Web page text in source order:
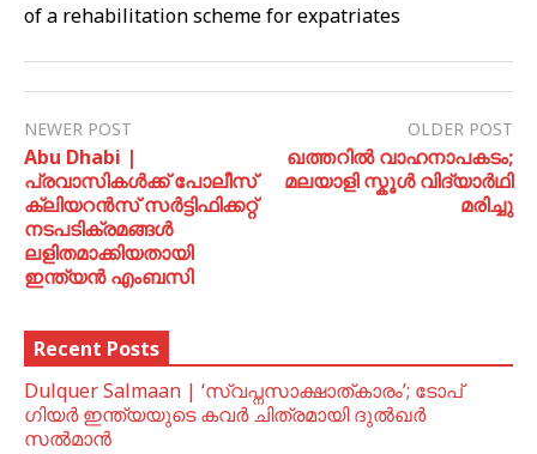
of a rehabilitation scheme for expatriates
NEWER POST
Abu Dhabi |
പ്രവാസികൾക്ക് പോലീസ്
ക്ലിയറൻസ് സർട്ടിഫിക്കറ്റ്
നടപടിക്രമങ്ങൾ
ലളിതമാക്കിയതായി
ഇന്ത്യൻ എംബസി
OLDER POST
ഖത്തറിൽ വാഹനാപകടം;
മലയാളി സ്കൂൾ വിദ്യാർഥി
മരിച്ചു
Recent Posts
Dulquer Salmaan | ‘സ്വപ്നസാക്ഷാത്കാരം’; ടോപ്
ഗിയർ ഇന്ത്യയുടെ കവർ ചിത്രമായി ദുൽഖർ
സൽമാൻ